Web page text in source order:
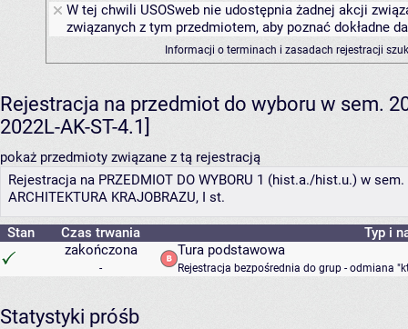
W tej chwili USOSweb nie udostępnia żadnej akcji
związanych z tym przedmiotem, aby poznać dokładne
Informacji o terminach i zasadach rejestracji
Rejestracja na przedmiot do wyboru w sem.
2022L-AK-ST-4.1]
pokaż przedmioty związane z tą rejestracją
Rejestracja na PRZEDMIOT DO WYBORU 1 (hist.a./hist.u.) w
ARCHITEKTURA KRAJOBRAZU, I st.
Stan Czas trwania
Typ i
zakończona
-
Tura podstawowa
Rejestracja bezpośrednia do grup - odmiana
Statystyki próśb